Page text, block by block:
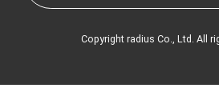
Copyright radius Co., Ltd. All